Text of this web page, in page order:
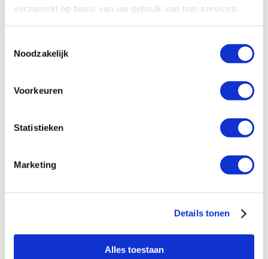
verzameld op basis van uw gebruik van hun services.
Noodzakelijk
Voorkeuren
Statistieken
Marketing
Details tonen
Alles toestaan
Bekijk hier ons complete assortiment perssystemen.
Tags
Gerelateerde artikelen
Nu leverbaar: de Remeha qSense Plus thermostaat bedraad!
Remeha introduceert de Aqua Blue warmwaterbereiders en
Ontdek de updates voor de ValkPitched Slimline Twist dakhaak